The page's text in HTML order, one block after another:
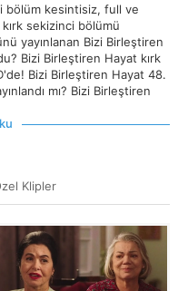
bölüm kesintisiz, full ve
sekizinci bölümü
yayınlanan Bizi Birleştiren
Bizi Birleştiren Hayat kırk
Bizi Birleştiren Hayat 48.
mı? Bizi Birleştiren
Klipler